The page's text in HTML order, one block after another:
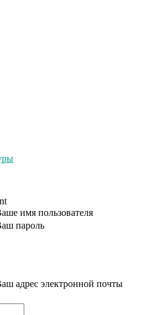
имя пользователя
пароль
адрес электронной почты